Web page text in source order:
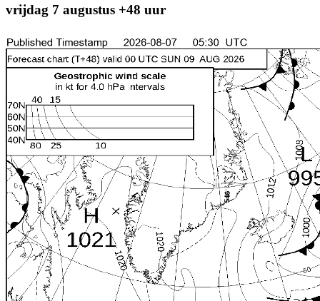
vrijdag 7 augustus +48 uur